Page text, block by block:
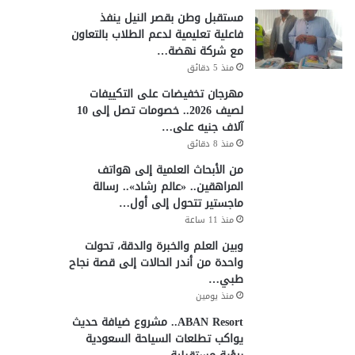
مستقبل وطن بقصر النيل ينفذ
فاعلية تعليمية لدعم الطلاب بالتعاون
مع شركة نهضة…
منذ 5 دقائق
مهرجان تخفيضات على التكييفات
لصيف 2026.. خصومات تصل إلى 10
آلاف جنيه على…
منذ 8 دقائق
من الأبحاث العلمية إلى هواتف
المراهقين.. «عالم رشاد».. رسالة
ماجستير تتحول إلى أول…
منذ 11 ساعة
وبين العلم والخبرة والدقة، تحولت
واحدة من أندر الحالات إلى قصة نجاح
طبي…
منذ يومين
ABAN Resort.. مشروع ضيافة حديث
يواكب تطلعات السياحة السعودية